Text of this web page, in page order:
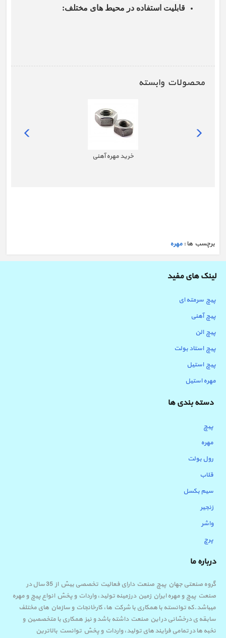
قابلیت استفاده در محیط های مختلف:
محصولات وابسته
خرید مهره آهنی
برچسب ها : مهره
لینک های مفید
پیچ سرمته ای
پیچ آهنی
پیچ الن
پیچ استاد بولت
پیچ استیل
مهره استیل
دسته بندی ها
پیچ
مهره
رول بولت
قلاب
سیم بکسل
زنجیر
واشر
پرچ
درباره ما
گروه صنعتی جهان پیچ صنعت دارای فعالیت تخصصی بیش از 35 سال در
صنعت پیچ و مهره ایران زمین درزمینه تولید، واردات و پخش انواع پیچ و مهره
میباشد.که توانسته با همکاری با شرکت ها، کارخانجات و سازمان های مختلف
سابقه ی درخشانی در این صنعت داشته باشد و نیز همکاری با متخصصین و
نخبه ها در تمامی فرایند های تولید، واردات و پخش توانست بالاترین